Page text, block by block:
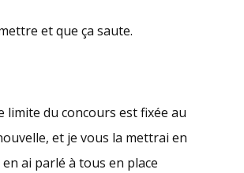
et que ça saute.
limite du concours est fixée au
et je vous la mettrai en
ai parlé à tous en place